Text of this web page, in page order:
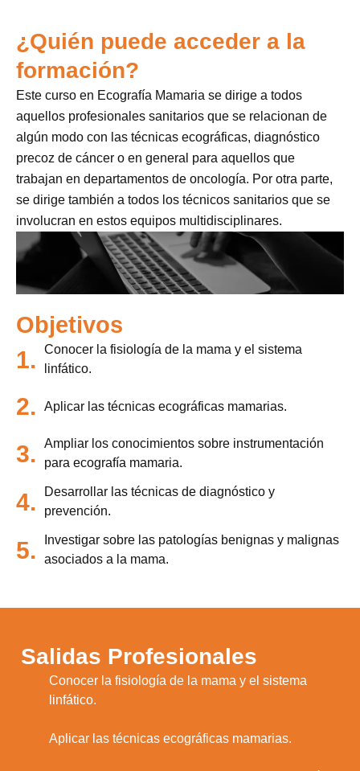
¿Quién puede acceder a la
formación?
Este curso en Ecografía Mamaria se dirige a todos
aquellos profesionales sanitarios que se relacionan de
algún modo con las técnicas ecográficas, diagnóstico
precoz de cáncer o en general para aquellos que
trabajan en departamentos de oncología. Por otra parte,
se dirige también a todos los técnicos sanitarios que se
involucran en estos equipos multidisciplinares.
Objetivos
1.
Conocer la fisiología de la mama y el sistema
linfático.
2. Aplicar las técnicas ecográficas mamarias.
3.
Ampliar los conocimientos sobre instrumentación
para ecografía mamaria.
4.
Desarrollar las técnicas de diagnóstico y
prevención.
5.
Investigar sobre las patologías benignas y malignas
asociados a la mama.
Salidas Profesionales
Conocer la fisiología de la mama y el sistema
linfático.
Aplicar las técnicas ecográficas mamarias.